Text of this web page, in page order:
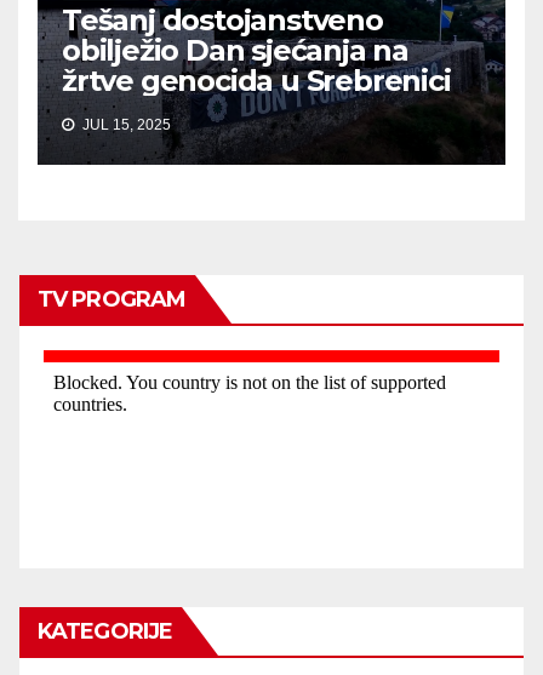
Tešanj dostojanstveno
obilježio Dan sjećanja na
žrtve genocida u Srebrenici
JUL 15, 2025
TV PROGRAM
KATEGORIJE